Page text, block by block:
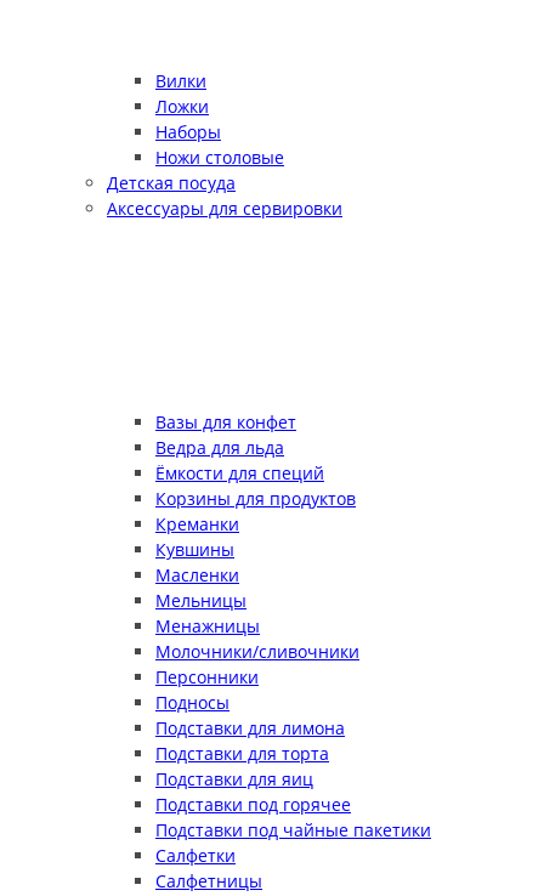
Вилки
Ложки
Наборы
Ножи столовые
Детская посуда
Аксессуары для сервировки
Вазы для конфет
Ведра для льда
Ёмкости для специй
Корзины для продуктов
Креманки
Кувшины
Масленки
Мельницы
Менажницы
Молочники/сливочники
Персонники
Подносы
Подставки для лимона
Подставки для торта
Подставки для яиц
Подставки под горячее
Подставки под чайные пакетики
Салфетки
Салфетницы